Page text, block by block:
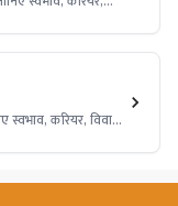
स्वभाव, करियर, विवाह,